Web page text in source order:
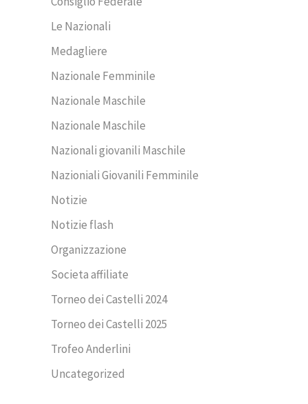
Le Nazionali
Medagliere
Nazionale Femminile
Nazionale Maschile
Nazionale Maschile
Nazionali giovanili Maschile
Nazioniali Giovanili Femminile
Notizie
Notizie flash
Organizzazione
Societa affiliate
Torneo dei Castelli 2024
Torneo dei Castelli 2025
Trofeo Anderlini
Uncategorized